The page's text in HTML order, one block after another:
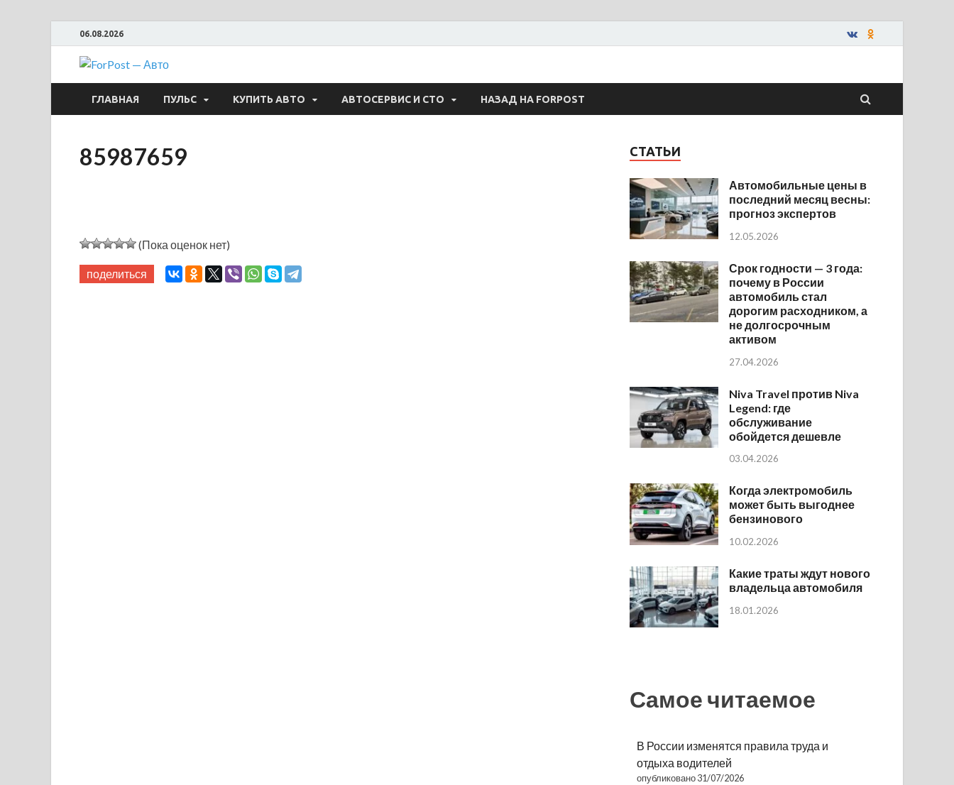
06.08.2026
ForPost — Авто
ГЛАВНАЯ ПУЛЬС КУПИТЬ АВТО АВТОСЕРВИС И СТО НАЗАД НА FORPOST
85987659
(Пока оценок нет)
поделиться
СТАТЬИ
Автомобильные цены в
последний месяц весны:
прогноз экспертов
12.05.2026
Срок годности — 3 года:
почему в России
автомобиль стал
дорогим расходником, а
не долгосрочным
активом
27.04.2026
Niva Travel против Niva
Legend: где
обслуживание
обойдется дешевле
03.04.2026
Когда электромобиль
может быть выгоднее
бензинового
10.02.2026
Какие траты ждут нового
владельца автомобиля
18.01.2026
Самое читаемое
В России изменятся правила труда и
отдыха водителей
опубликовано 31/07/2026